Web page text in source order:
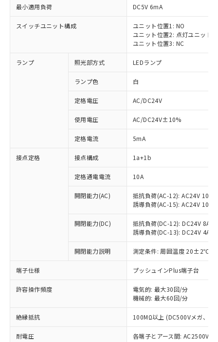
最小適用負荷 DC5V 6mA
スイッチユニット構成
ユニット位置1: NO
ユニット位置2: 点灯ユニット
ユニット位置3: NC
ランプ 照光部方式 LEDランプ
ランプ色 白
定格電圧 AC/DC24V
使用電圧 AC/DC24V±10%
定格電流 5mA
接点定格 接点構成 1a+1b
定格通電電流 10A
開閉能力(AC)
抵抗負荷(AC-12): AC24V 10A/
誘導負荷(AC-15): AC24V
開閉能力(DC)
抵抗負荷(DC-12): DC24V 8A/
誘導負荷(DC-13): DC24V 4A/
開閉能力説明 測定条件: 周囲温度 20±2℃、
端子仕様 プッシュインPlus端子台
許容操作頻度
電気的: 最大30回/分
機械的: 最大60回/分
絶縁抵抗 100MΩ以上 (DC500Vメガ、点
耐電圧
各端子とアース間: AC2500V
ご利用条件
以下の条件をお読みいただき、同意のうえ
本サービスは、当社制御機器事業取扱
商品の当社在庫状況および標準価格
(税抜)を提供させていただくもので
当社制御機器事業取扱商品の中には、
本サービスの対象外となる商品もある
ことをご了承ください。
※1 対応状況
対応済み：EU RoHS指令（10物質）の
非含有に対応した製品が提供可能な商品で
対応予定：EU RoHS指令（10物質）の非含
有に対応した製品に切り替える予定のある
対応予定なし：EU RoHS指令（10物質）の
非含有に非対応の商品で、対応品を出す予
調査・確認中：EU RoHS指令（10物質）の
非含有の対応状況を調査中または確認中の
商品です。
非該当品：ライセンス料など無形物で、有
仕入先様の事情により、非含有部品として
いたものが、含有品と判明した場合などや
「○」：最大均質材料含有率が中国RoHSの
基準値以下であることを示します。
「×」：最大均質材料含有率が中国RoHSの
基準値を超えていることを示します。
当社は、これら貴社製品のうち、外国